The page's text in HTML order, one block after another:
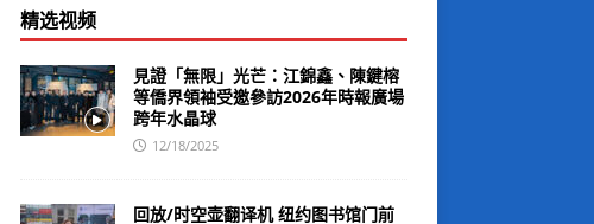
精选视频
見證「無限」光芒：江錦鑫、陳鍵榕
等僑界領袖受邀參訪2026年時報廣場
跨年水晶球
12/18/2025
回放/时空壶翻译机 纽约图书馆门前